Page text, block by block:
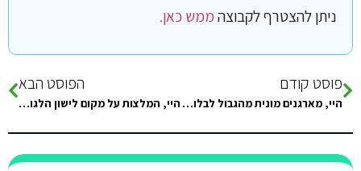
ניתן להצטרף לקבוצהממש כאן.
פוסט קודם
היי, מארגנים מונית מהגבול לבלו לגון בשישי בצהריים, מי רוצה להצטרף?
הפוסט הבא
היי, המלצות על מקום לישון הלגונה הכחולה? עם מזגן ודרכי תקשורת כי הבנתי שצריך לסגור מעכשיו